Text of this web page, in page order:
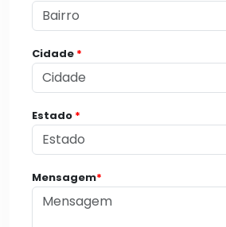
Cidade *
Estado *
Mensagem*